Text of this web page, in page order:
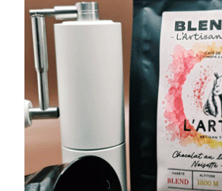
peuvent
être
choisies
sur
la
page
du
produit